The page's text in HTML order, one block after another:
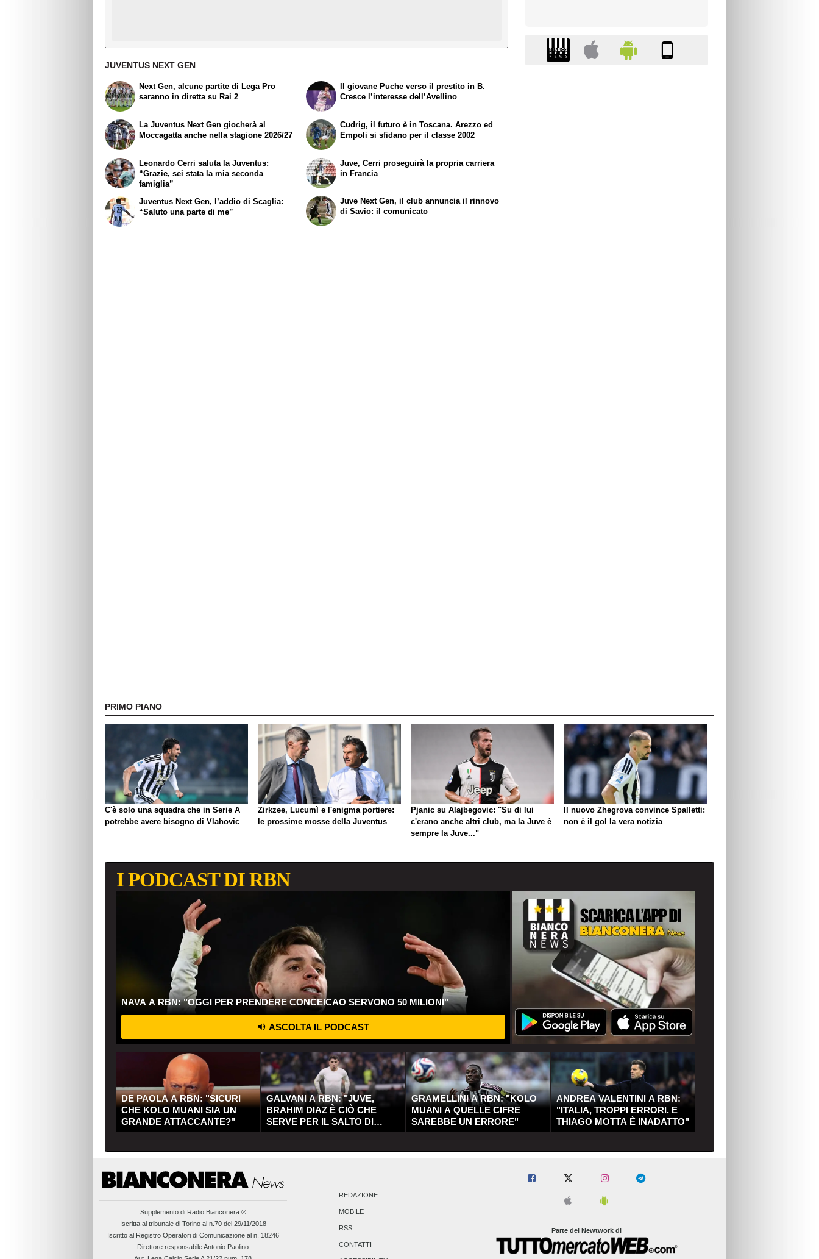
JUVENTUS NEXT GEN
Next Gen, alcune partite di Lega Pro
saranno in diretta su Rai 2
La Juventus Next Gen giocherà al
Moccagatta anche nella stagione 2026/27
Il giovane Puche verso il prestito in B.
Cresce l’interesse dell’Avellino
Cudrig, il futuro è in Toscana. Arezzo ed
Empoli si sfidano per il classe 2002
Leonardo Cerri saluta la Juventus:
“Grazie, sei stata la mia seconda
famiglia”
Juventus Next Gen, l’addio di Scaglia:
“Saluto una parte di me”
Juve, Cerri proseguirà la propria carriera
in Francia
Juve Next Gen, il club annuncia il rinnovo
di Savio: il comunicato
PRIMO PIANO
C'è solo una squadra che in Serie A
potrebbe avere bisogno di Vlahovic
Zirkzee, Lucumì e l'enigma portiere:
le prossime mosse della Juventus
Pjanic su Alajbegovic: "Su di lui
c'erano anche altri club, ma la Juve è
sempre la Juve..."
Il nuovo Zhegrova convince Spalletti:
non è il gol la vera notizia
I PODCAST DI RBN
NAVA A RBN: "OGGI PER PRENDERE CONCEICAO SERVONO 50 MILIONI"
ASCOLTA IL PODCAST
DE PAOLA A RBN: "SICURI
CHE KOLO MUANI SIA UN
GRANDE ATTACCANTE?"
GALVANI A RBN: "JUVE,
BRAHIM DIAZ È CIÒ CHE
SERVE PER IL SALTO DI
QUALITÀ"
GRAMELLINI A RBN: "KOLO
MUANI A QUELLE CIFRE
SAREBBE UN ERRORE"
ANDREA VALENTINI A RBN:
"ITALIA, TROPPI ERRORI. E
THIAGO MOTTA È INADATTO"
Supplemento di Radio Bianconera ®
Iscritta al tribunale di Torino al n.70 del 29/11/2018
Iscritto al Registro Operatori di Comunicazione al n. 18246
Direttore responsabile Antonio Paolino
REDAZIONE
MOBILE
RSS
CONTATTI
Parte del Newtwork di